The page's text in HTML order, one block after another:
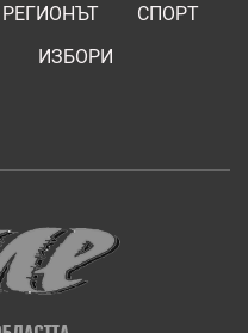
РЕГИОНЪТ
СПОРТ
ИЗБОРИ